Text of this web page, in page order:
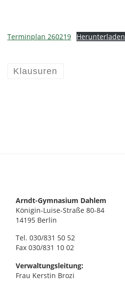
Terminplan 260219 Herunterladen
Klausuren
Arndt-Gymnasium Dahlem
Königin-Luise-Straße 80-84
14195 Berlin
Tel. 030/831 50 52
Fax 030/831 10 02
Verwaltungsleitung:
Frau Kerstin Brozi